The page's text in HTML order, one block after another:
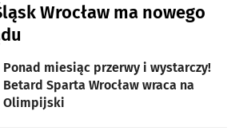
Wrocław ma nowego
Ponad miesiąc przerwy i wystarczy!
Betard Sparta Wrocław wraca na
Olimpijski